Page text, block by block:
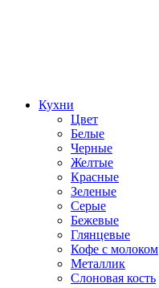
Кухни
Цвет
Белые
Черные
Желтые
Красные
Зеленые
Серые
Бежевые
Глянцевые
Кофе с молоком
Металлик
Слоновая кость